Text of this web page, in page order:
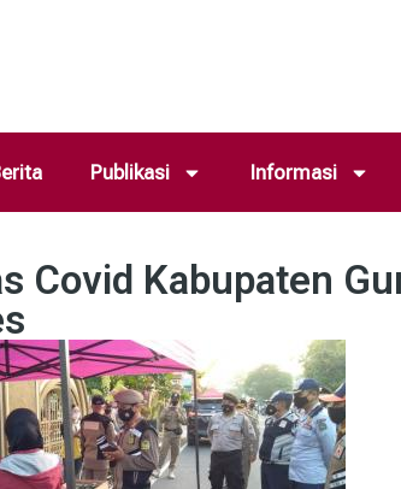
Publikasi Informasi
Covid Kabupaten